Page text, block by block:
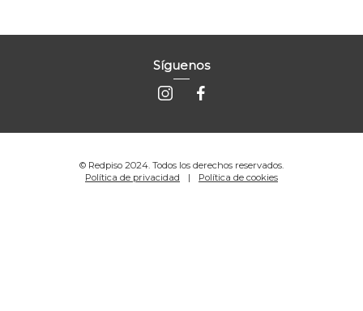
Síguenos
© Redpiso 2024. Todos los derechos reservados.
Política de privacidad
Política de cookies